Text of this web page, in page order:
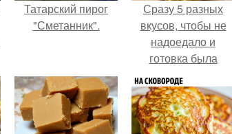
Татарский пирог
"Сметанник".
Сразу 5 разных
вкусов, чтобы не
надоедало и
готовка была
проще.